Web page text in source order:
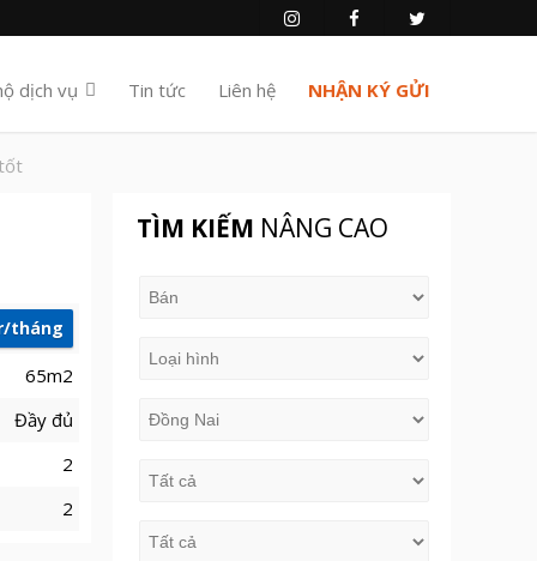
dịch vụ Tin tức Liên hệ NHẬN KÝ GỬI
tháng
65m2
Đầy đủ
2
2
TÌM KIẾM NÂNG CAO